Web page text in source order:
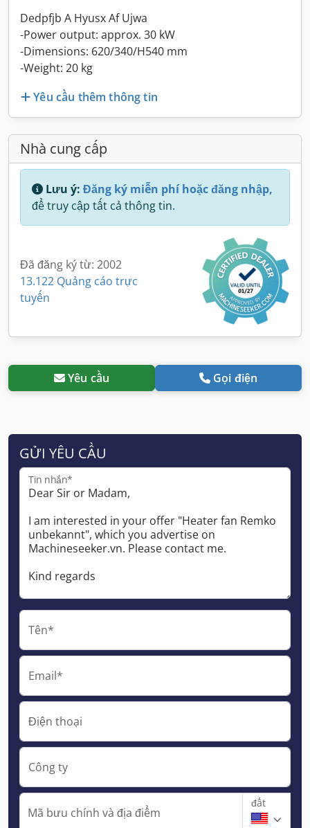
Dedpfjb A Hyusx Af Ujwa
-Power output: approx. 30 kW
-Dimensions: 620/340/H540 mm
-Weight: 20 kg
Yêu cầu thêm thông tin
Nhà cung cấp
Lưu ý: Đăng ký miễn phí hoặc đăng nhập,
để truy cập tất cả thông tin.
Đã đăng ký từ: 2002
13.122 Quảng cáo trực
tuyến
Yêu cầu Gọi điện
GỬI YÊU CẦU
Tin nhắn*
Tên*
Email*
Điện thoại
Công ty
Mã bưu chính và địa điểm
đất